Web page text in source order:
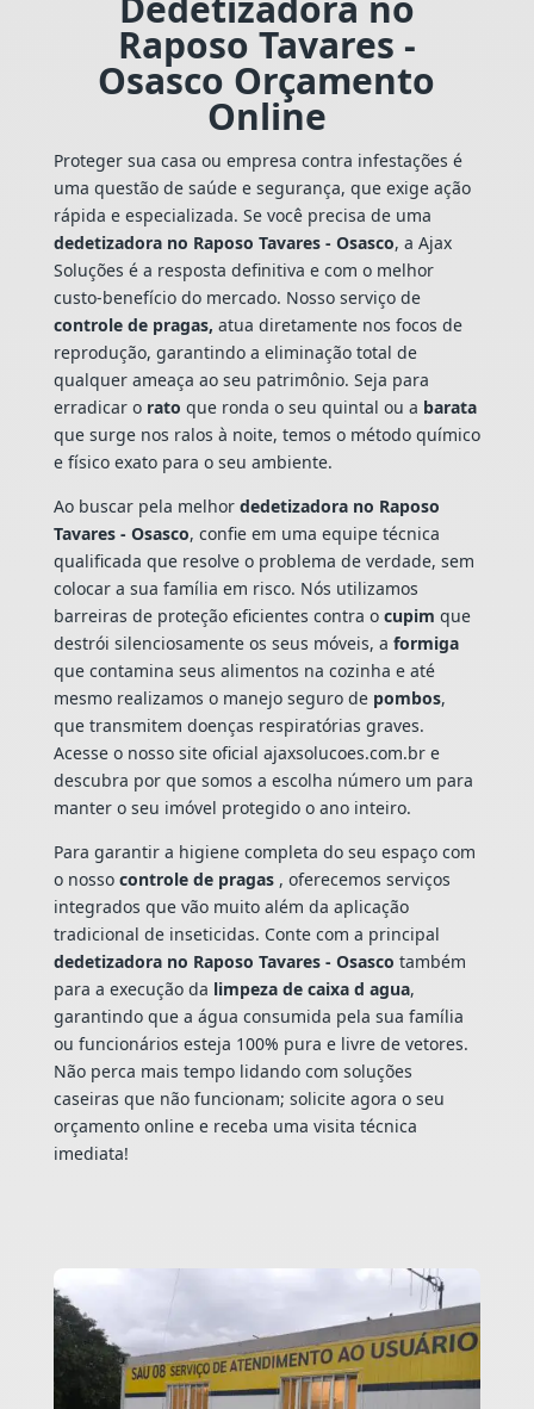
Raposo Tavares -
Osasco Orçamento
Online
Proteger sua casa ou empresa contra infestações é
uma questão de saúde e segurança, que exige ação
rápida e especializada. Se você precisa de uma
dedetizadora no Raposo Tavares - Osasco, a Ajax
Soluções é a resposta definitiva e com o melhor
custo-benefício do mercado. Nosso serviço de
controle de pragas, atua diretamente nos focos de
reprodução, garantindo a eliminação total de
qualquer ameaça ao seu patrimônio. Seja para
erradicar o rato que ronda o seu quintal ou a barata
que surge nos ralos à noite, temos o método químico
e físico exato para o seu ambiente.
Ao buscar pela melhor dedetizadora no Raposo
Tavares - Osasco, confie em uma equipe técnica
qualificada que resolve o problema de verdade, sem
colocar a sua família em risco. Nós utilizamos
barreiras de proteção eficientes contra o cupim que
destrói silenciosamente os seus móveis, a formiga
que contamina seus alimentos na cozinha e até
mesmo realizamos o manejo seguro de pombos,
que transmitem doenças respiratórias graves.
Acesse o nosso site oficial ajaxsolucoes.com.br e
descubra por que somos a escolha número um para
manter o seu imóvel protegido o ano inteiro.
Para garantir a higiene completa do seu espaço com
o nosso controle de pragas , oferecemos serviços
integrados que vão muito além da aplicação
tradicional de inseticidas. Conte com a principal
dedetizadora no Raposo Tavares - Osasco também
para a execução da limpeza de caixa d agua,
garantindo que a água consumida pela sua família
ou funcionários esteja 100% pura e livre de vetores.
Não perca mais tempo lidando com soluções
caseiras que não funcionam; solicite agora o seu
orçamento online e receba uma visita técnica
imediata!